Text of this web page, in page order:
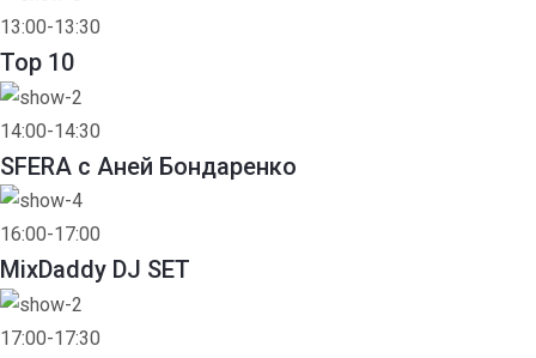
13:00-13:30
Top 10
14:00-14:30
SFERA с Аней Бондаренко
16:00-17:00
MixDaddy DJ SET
17:00-17:30